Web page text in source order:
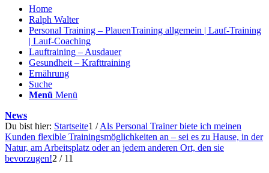
Home
Ralph Walter
Personal Training – PlauenTraining allgemein | Lauf-Training
| Lauf-Coaching
Lauftraining – Ausdauer
Gesundheit – Krafttraining
Ernährung
Suche
Menü Menü
News
Du bist hier: Startseite1 / Als Personal Trainer biete ich meinen
Kunden flexible Trainingsmöglichkeiten an – sei es zu Hause, in der
Natur, am Arbeitsplatz oder an jedem anderen Ort, den sie
bevorzugen!2 / 11